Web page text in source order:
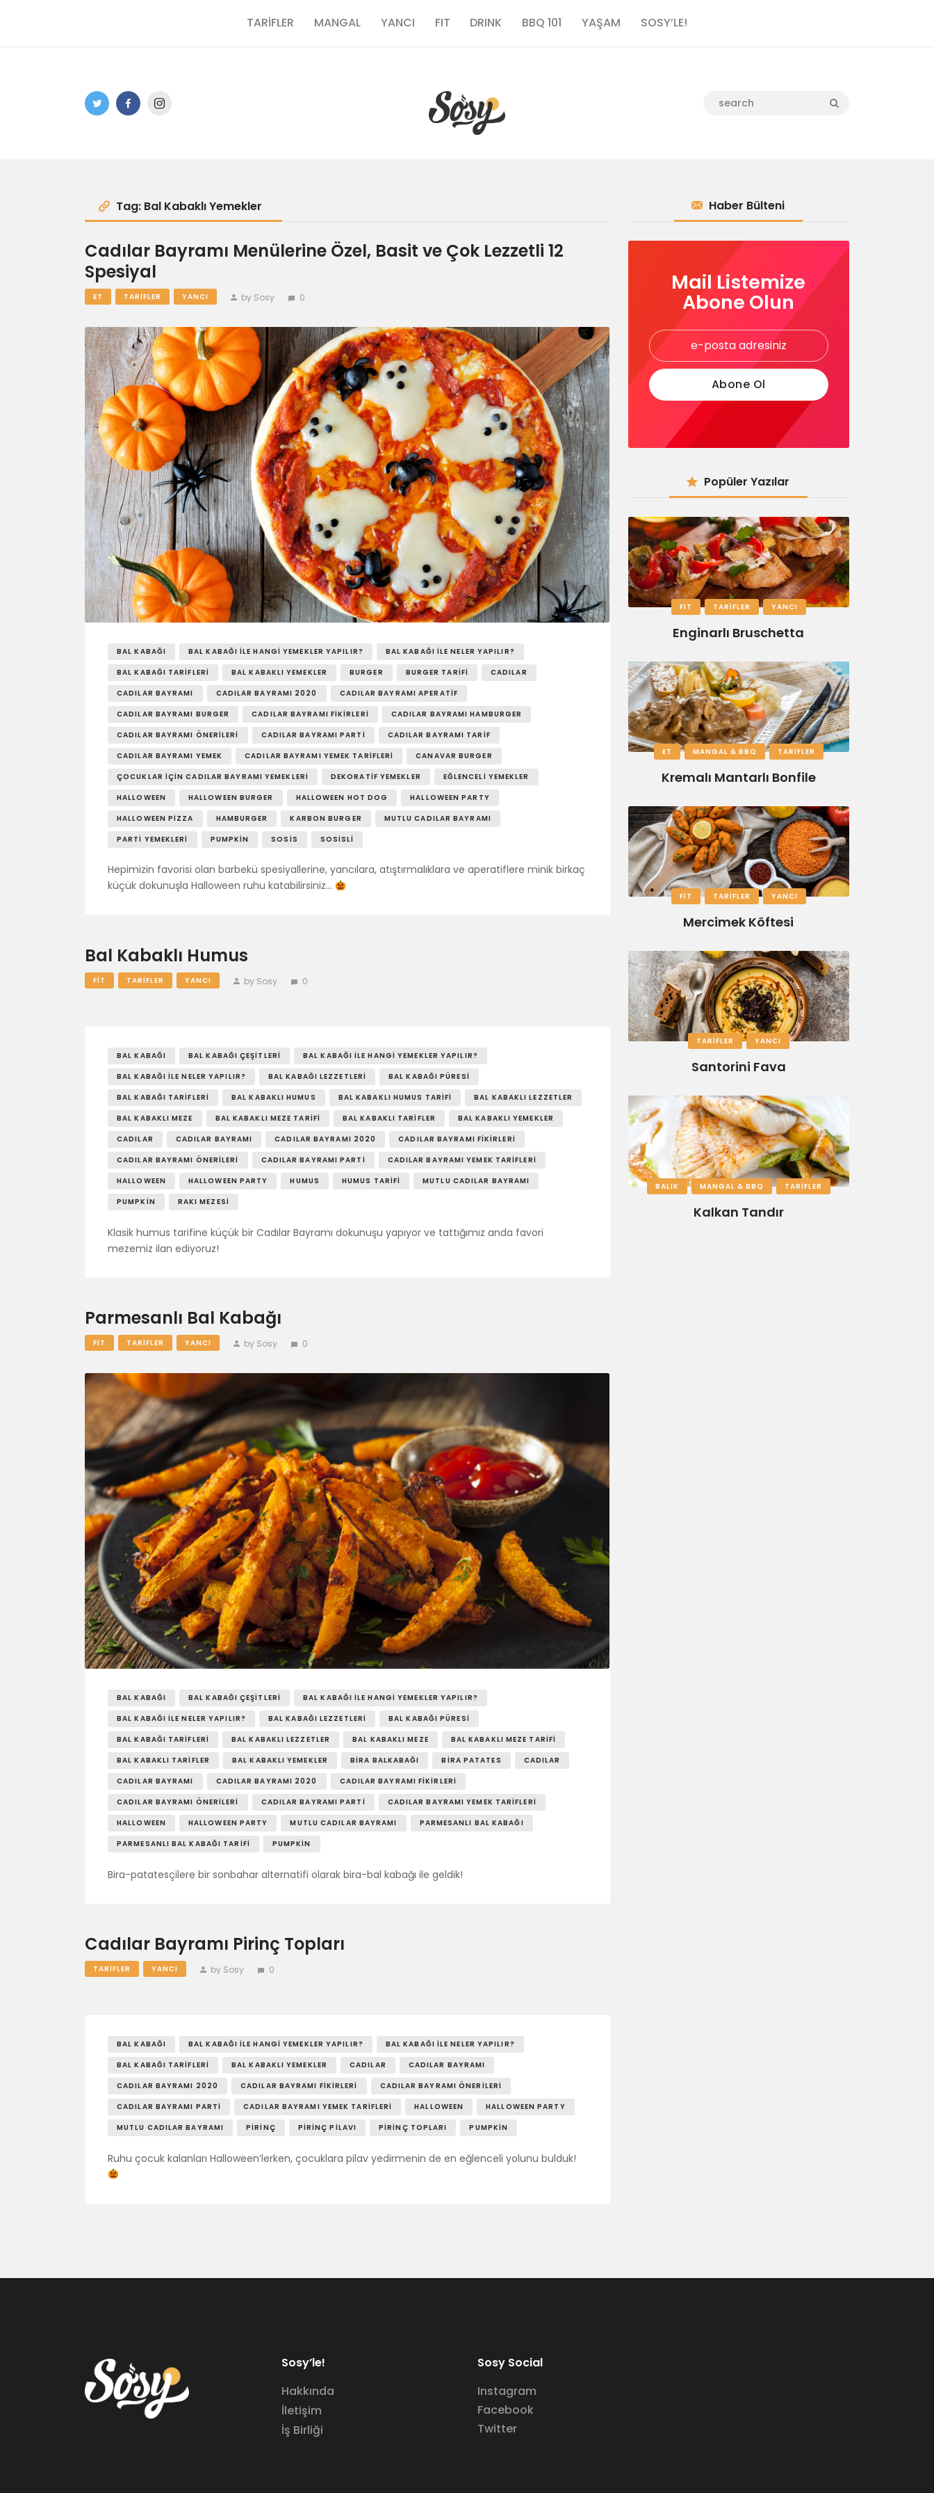
TARİFLER MANGAL YANCI FIT DRINK BBQ 101 YAŞAM SOSY’LE!
TARİFLER
YANCI
Tag: Bal Kabaklı Yemekler
Cadılar Bayramı Menülerine Özel, Basit ve Çok Lezzetli 12
Spesiyal
ET TARIFLER YANCI by Sosy 0
BAL KABAĞI BAL KABAĞI ILE HANGI YEMEKLER YAPILIR?
BAL KABAĞI ILE NELER YAPILIR?
BAL KABAĞI TARIFLERI
BAL KABAKLI YEMEKLER BURGER BURGER TARIFI
CADILAR
CADILAR BAYRAMI
CADILAR BAYRAMI 2020
CADILAR BAYRAMI APERATIF
CADILAR BAYRAMI BURGER
CADILAR BAYRAMI FIKIRLERI
CADILAR BAYRAMI HAMBURGER
CADILAR BAYRAMI ÖNERILERI
CADILAR BAYRAMI PARTI
CADILAR BAYRAMI TARIF
CADILAR BAYRAMI YEMEK
CADILAR BAYRAMI YEMEK TARIFLERI
CANAVAR BURGER
ÇOCUKLAR İÇIN CADILAR BAYRAMI YEMEKLERI
DEKORATIF YEMEKLER
EĞLENCELI YEMEKLER
HALLOWEEN
HALLOWEEN BURGER HALLOWEEN HOT DOG
HALLOWEEN PARTY
HALLOWEEN PIZZA
HAMBURGER KARBON BURGER
MUTLU CADILAR BAYRAMI
PARTI YEMEKLERI
PUMPKIN SOSIS SOSISLI
Hepimizin favorisi olan barbekü spesiyallerine, yancılara, atıştırmalıklara ve aperatiflere minik birkaç
küçük dokunuşla Halloween ruhu katabilirsiniz…
Bal Kabaklı Humus
FIT TARIFLER YANCI by Sosy 0
BAL KABAĞI BAL KABAĞI ÇEŞITLERI
BAL KABAĞI ILE HANGI YEMEKLER YAPILIR?
BAL KABAĞI ILE NELER YAPILIR?
BAL KABAĞI LEZZETLERI
BAL KABAĞI PÜRESI
BAL KABAĞI TARIFLERI
BAL KABAKLI HUMUS BAL KABAKLI HUMUS TARIFI
BAL KABAKLI LEZZETLER
BAL KABAKLI MEZE
BAL KABAKLI MEZE TARIFI BAL KABAKLI TARIFLER
BAL KABAKLI YEMEKLER
CADILAR
CADILAR BAYRAMI CADILAR BAYRAMI 2020
CADILAR BAYRAMI FIKIRLERI
CADILAR BAYRAMI ÖNERILERI
CADILAR BAYRAMI PARTI
CADILAR BAYRAMI YEMEK TARIFLERI
HALLOWEEN
HALLOWEEN PARTY HUMUS HUMUS TARIFI
MUTLU CADILAR BAYRAMI
PUMPKIN
RAKI MEZESI
Klasik humus tarifine küçük bir Cadılar Bayramı dokunuşu yapıyor ve tattığımız anda favori
mezemiz ilan ediyoruz!
Parmesanlı Bal Kabağı
FIT TARIFLER YANCI by Sosy 0
BAL KABAĞI BAL KABAĞI ÇEŞITLERI
BAL KABAĞI ILE HANGI YEMEKLER YAPILIR?
BAL KABAĞI ILE NELER YAPILIR?
BAL KABAĞI LEZZETLERI
BAL KABAĞI PÜRESI
BAL KABAĞI TARIFLERI
BAL KABAKLI LEZZETLER BAL KABAKLI MEZE
BAL KABAKLI MEZE TARIFI
BAL KABAKLI TARIFLER
BAL KABAKLI YEMEKLER BIRA BALKABAĞI BIRA PATATES
CADILAR
CADILAR BAYRAMI
CADILAR BAYRAMI 2020
CADILAR BAYRAMI FIKIRLERI
CADILAR BAYRAMI ÖNERILERI
CADILAR BAYRAMI PARTI
CADILAR BAYRAMI YEMEK TARIFLERI
HALLOWEEN
HALLOWEEN PARTY MUTLU CADILAR BAYRAMI
PARMESANLI BAL KABAĞI
PARMESANLI BAL KABAĞI TARIFI
PUMPKIN
Bira-patatesçilere bir sonbahar alternatifi olarak bira-bal kabağı ile geldik!
Cadılar Bayramı Pirinç Topları
TARIFLER YANCI by Sosy 0
BAL KABAĞI BAL KABAĞI ILE HANGI YEMEKLER YAPILIR?
BAL KABAĞI ILE NELER YAPILIR?
BAL KABAĞI TARIFLERI
BAL KABAKLI YEMEKLER CADILAR
CADILAR BAYRAMI
CADILAR BAYRAMI 2020
CADILAR BAYRAMI FIKIRLERI
CADILAR BAYRAMI ÖNERILERI
CADILAR BAYRAMI PARTI
CADILAR BAYRAMI YEMEK TARIFLERI HALLOWEEN
HALLOWEEN PARTY
MUTLU CADILAR BAYRAMI
PIRINÇ PIRINÇ PILAVI PIRINÇ TOPLARI PUMPKIN
Ruhu çocuk kalanları Halloween’lerken, çocuklara pilav yedirmenin de en eğlenceli yolunu bulduk!
Haber Bülteni
Mail Listemize
Abone Olun
Popüler Yazılar
FIT TARIFLER YANCI
Enginarlı Bruschetta
ET MANGAL & BBQ TARIFLER
Kremalı Mantarlı Bonfile
FIT TARIFLER YANCI
Mercimek Köftesi
TARIFLER YANCI
Santorini Fava
BALIK MANGAL & BBQ TARIFLER
Kalkan Tandır
Sosy’le!
Hakkında
İletişim
İş Birliği
Sosy Social
Instagram
Facebook
Twitter